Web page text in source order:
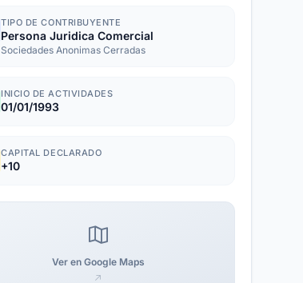
TIPO DE CONTRIBUYENTE
Persona Juridica Comercial
Sociedades Anonimas Cerradas
INICIO DE ACTIVIDADES
01/01/1993
CAPITAL DECLARADO
+10
Ver en Google Maps